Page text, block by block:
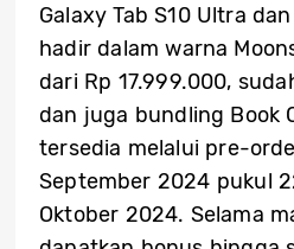
Galaxy Tab S10 Ultra
hadir dalam warna
dari Rp 17.999.000,
dan juga bundling Book
tersedia melalui pre-
September 2024 pukul
Oktober 2024. Selama